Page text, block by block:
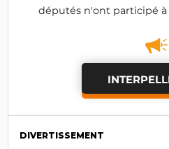
députés n'ont participé
DIVERTISSEMENT